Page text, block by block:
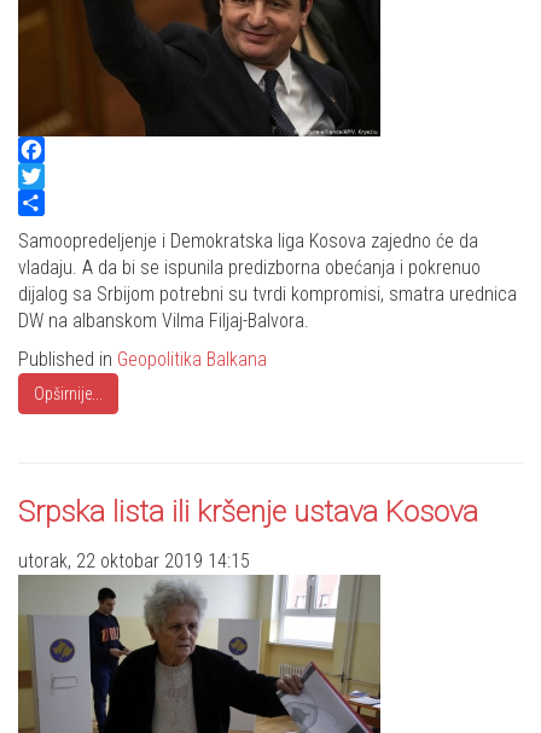
Facebook
Twitter
Share
Samoopredeljenje i Demokratska liga Kosova zajedno će da
vladaju. A da bi se ispunila predizborna obećanja i pokrenuo
dijalog sa Srbijom potrebni su tvrdi kompromisi, smatra urednica
DW na albanskom Vilma Filjaj-Balvora.
Published in Geopolitika Balkana
Opširnije...
Srpska lista ili kršenje ustava Kosova
utorak, 22 oktobar 2019 14:15